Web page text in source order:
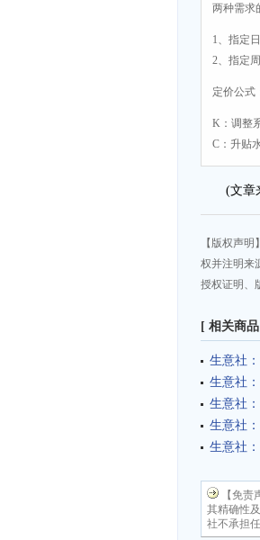
两种需求
1、指定
2、指定
定价公式
K：调整
C：升贴
(文章来
【版权声
权并注明来
授权证明、
[ 相关商品
生意社
生意社
生意社
生意社
生意社
【免责
其精确性
社不承担